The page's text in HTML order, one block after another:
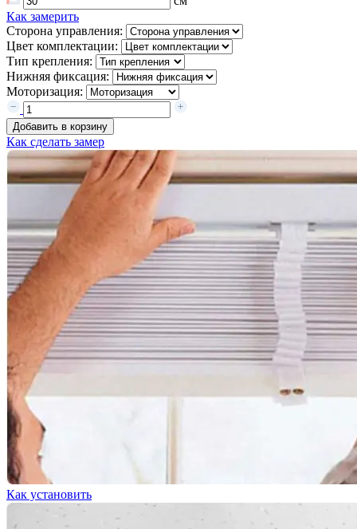
Как замерить
Сторона управления:
Цвет комплектации:
Тип крепления:
Нижняя фиксация:
Моторизация:
Добавить в корзину
Как сделать замер
Как установить